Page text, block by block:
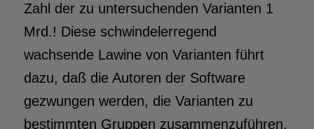
Zahl der zu untersuchenden Varianten 1
Mrd.! Diese schwindelerregend
wachsende Lawine von Varianten führt
dazu, daß die Autoren der Software
gezwungen werden, die Varianten zu
bestimmten Gruppen zusammenzuführen,